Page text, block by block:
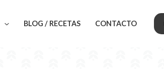
BLOG / RECETAS CONTACTO